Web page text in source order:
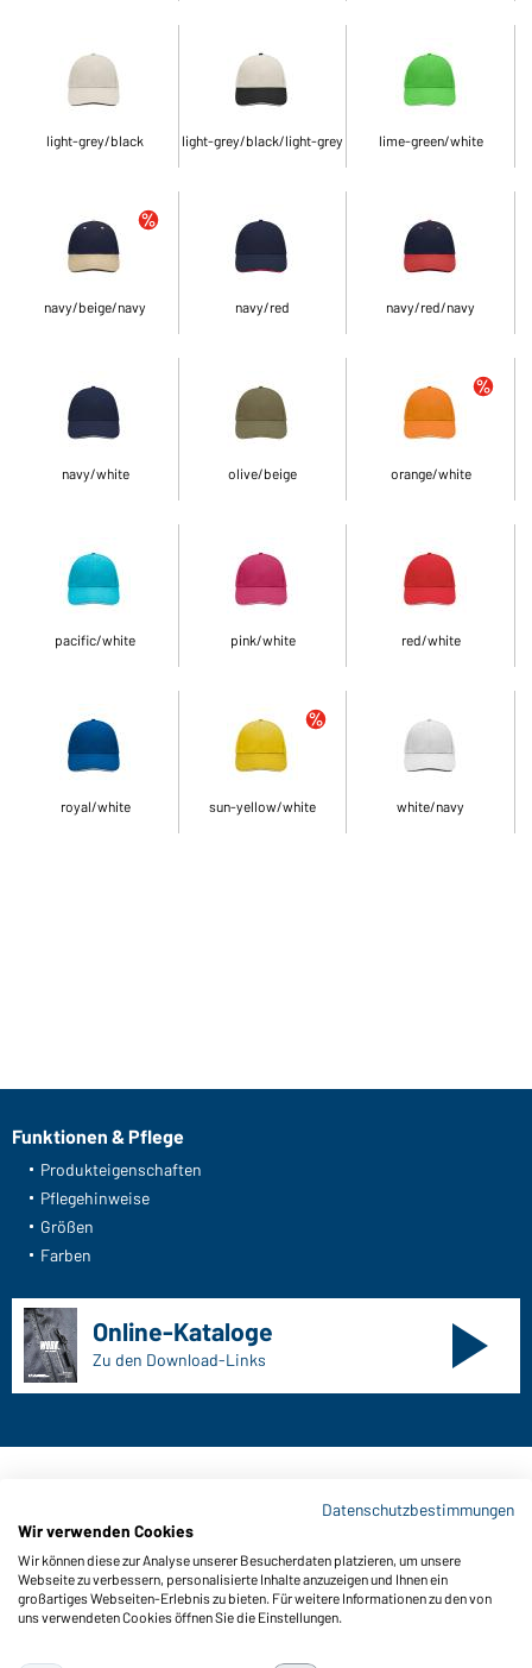
light-grey/black light-grey/black/light-grey lime-green/white
navy/beige/navy navy/red navy/red/navy
navy/white olive/beige orange/white
pacific/white pink/white red/white
royal/white sun-yellow/white white/navy
Funktionen & Pflege
Produkteigenschaften
Pflegehinweise
Größen
Farben
Online-Kataloge
Zu den Download-Links
Gustav Daiber GmbH
Vor dem Weißen Stein 25-31
D-72461 Albstadt
Datenschutzbestimmungen
Wir verwenden Cookies
Wir können diese zur Analyse unserer Besucherdaten platzieren, um unsere
Webseite zu verbessern, personalisierte Inhalte anzuzeigen und Ihnen ein
großartiges Webseiten-Erlebnis zu bieten. Für weitere Informationen zu den von
uns verwendeten Cookies öffnen Sie die Einstellungen.